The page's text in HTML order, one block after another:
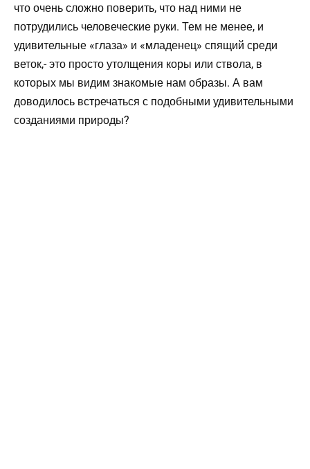
что очень сложно поверить, что над ними не
потрудились человеческие руки. Тем не менее, и
удивительные «глаза» и «младенец» спящий среди
веток,- это просто утолщения коры или ствола, в
которых мы видим знакомые нам образы. А вам
доводилось встречаться с подобными удивительными
созданиями природы?